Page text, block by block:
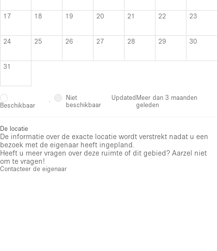
17 18 19 20 21 22 23
24 25 26 27 28 29 30
31
Beschikbaar ·
Niet
beschikbaar
UpdatedMeer dan 3 maanden
geleden
De locatie
De informatie over de exacte locatie wordt verstrekt nadat u een
bezoek met de eigenaar heeft ingepland.
Heeft u meer vragen over deze ruimte of dit gebied? Aarzel niet
om te vragen!
Contacteer de eigenaar